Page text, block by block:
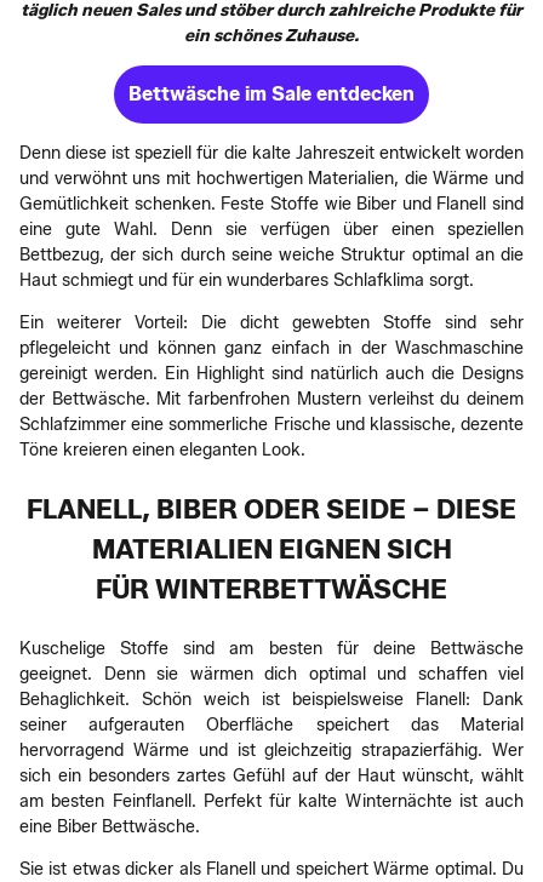
täglich neuen Sales und stöber durch zahlreiche Produkte für
ein schönes Zuhause.
Bettwäsche im Sale entdecken
Denn diese ist speziell für die kalte Jahreszeit entwickelt worden
und verwöhnt uns mit hochwertigen Materialien, die Wärme und
Gemütlichkeit schenken. Feste Stoffe wie Biber und Flanell sind
eine gute Wahl. Denn sie verfügen über einen speziellen
Bettbezug, der sich durch seine weiche Struktur optimal an die
Haut schmiegt und für ein wunderbares Schlafklima sorgt.
Ein weiterer Vorteil: Die dicht gewebten Stoffe sind sehr
pflegeleicht und können ganz einfach in der Waschmaschine
gereinigt werden. Ein Highlight sind natürlich auch die Designs
der Bettwäsche. Mit farbenfrohen Mustern verleihst du deinem
Schlafzimmer eine sommerliche Frische und klassische, dezente
Töne kreieren einen eleganten Look.
FLANELL, BIBER ODER SEIDE – DIESE
MATERIALIEN EIGNEN SICH
FÜR WINTERBETTWÄSCHE
Kuschelige Stoffe sind am besten für deine Bettwäsche
geeignet. Denn sie wärmen dich optimal und schaffen viel
Behaglichkeit. Schön weich ist beispielsweise Flanell: Dank
seiner aufgerauten Oberfläche speichert das Material
hervorragend Wärme und ist gleichzeitig strapazierfähig. Wer
sich ein besonders zartes Gefühl auf der Haut wünscht, wählt
am besten Feinflanell. Perfekt für kalte Winternächte ist auch
eine Biber Bettwäsche.
Sie ist etwas dicker als Flanell und speichert Wärme optimal. Du